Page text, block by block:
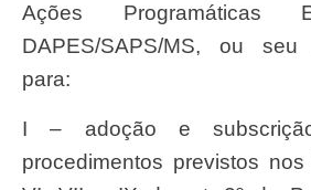
Ações Programáticas
DAPES/SAPS/MS, ou seu
para:
I – adoção e subscrição dos atos e
procedimentos previstos